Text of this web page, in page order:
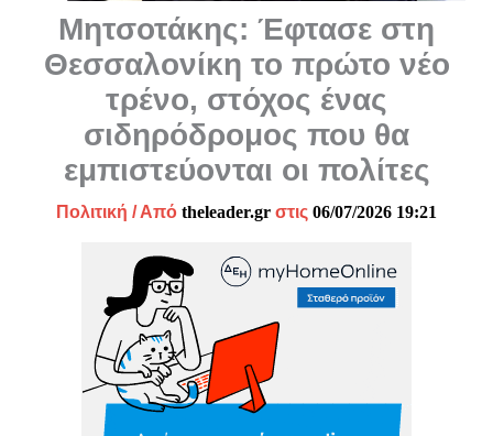
Μητσοτάκης: Έφτασε στη
Θεσσαλονίκη το πρώτο νέο
τρένο, στόχος ένας
σιδηρόδρομος που θα
εμπιστεύονται οι πολίτες
Πολιτική / Από theleader.gr στις 06/07/2026 19:21